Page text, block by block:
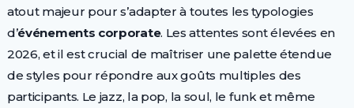
atout majeur pour s’adapter à toutes les typologies
d’événements corporate. Les attentes sont élevées en
2026, et il est crucial de maîtriser une palette étendue
de styles pour répondre aux goûts multiples des
participants. Le jazz, la pop, la soul, le funk et même